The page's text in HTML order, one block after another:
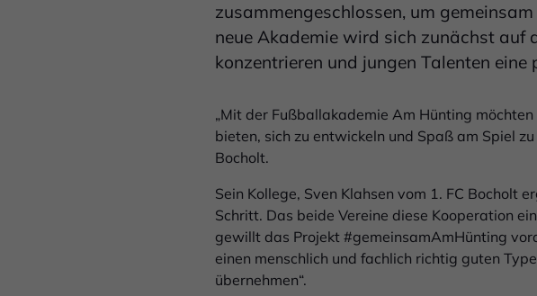
zusammengeschlossen, um
neue Akademie wird sich zunächst auf
konzentrieren und jungen Talenten
„Mit der Fußballakademie Am Hünting
bieten, sich zu entwickeln und Spaß am Spiel
Bocholt.
Sein Kollege, Sven Klahsen vom 1. FC Bocholt
Schritt. Das beide Vereine diese Kooperation
gewillt das Projekt #gemeinsamAmHünting
einen menschlich und fachlich richtig guten
übernehmen“.